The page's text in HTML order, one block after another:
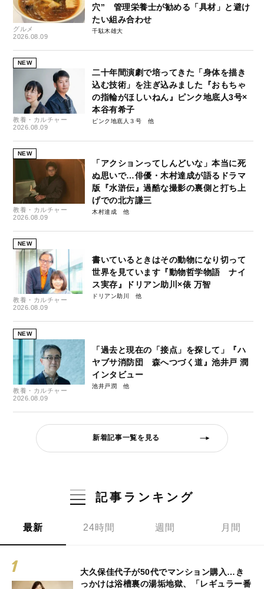
グルメ
2026.08.09
穴” 管理栄養士が勧める「具材」と避け
たい組み合わせ
千駄木雄大
NEW
教養・カルチャー
2026.08.09
二十年間演劇で培ってきた「身体を描き
込む技術」を注ぎ込みました『おもちゃ
の指輪がほしいねん』ピンク地底人3号×
本谷有希子
ピンク地底人３号
NEW
教養・カルチャー
2026.08.09
「アクションってしんどいな」本当に死
ぬ思いで…俳優・木村達成が語るドラマ
版『水滸伝』過酷な撮影の裏側と打ち上
げでの北方謙三
木村達成
NEW
教養・カルチャー
2026.08.09
書いているときはその動物になり切って
世界を見ています『動物哲学物語 ナイ
ス実存』ドリアン助川×俵 万智
ドリアン助川
NEW
教養・カルチャー
2026.08.09
「過去と現在の「接点」を探して」『ハ
ヤブサ消防団 森へつづく道』池井戸 潤
インタビュー
池井戸潤
新着記事一覧を見る
記事ランキング
最新 24時間 週間 月間
大久保佳代子が50代でマンション購入…き
っかけは浴槽裏の湯垢地獄、「レギュラー番